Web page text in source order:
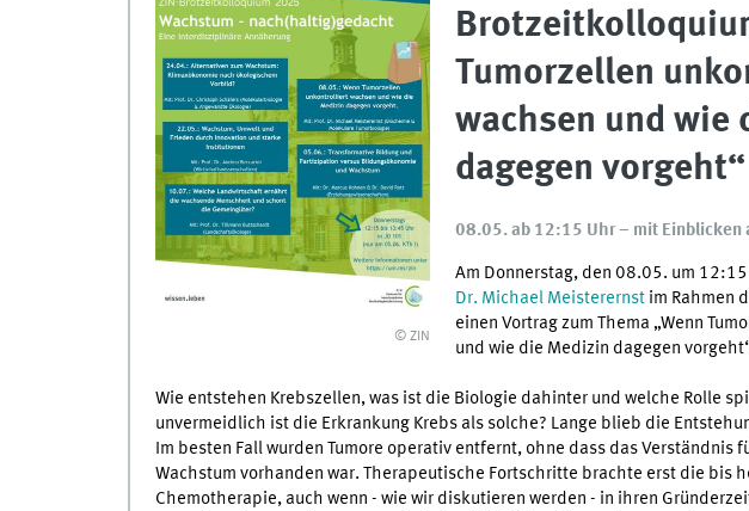
© ZIN
Tumorzellen
wachsen und wie
dagegen vorgeht“
08.05. ab 12:15 Uhr – mit Einblicken
Am Donnerstag, den 08.05. um
Dr. Michael Meisterernstim Rahmen
einen Vortrag zum Thema „Wenn
und wie die Medizin dagegen
Wie entstehen Krebszellen, was ist die Biologie dahinter und welche Rolle
unvermeidlich ist die Erkrankung Krebs als solche? Lange blieb die
Im besten Fall wurden Tumore operativ entfernt, ohne dass das Verständnis
Wachstum vorhanden war. Therapeutische Fortschritte brachte erst die bis
Chemotherapie, auch wenn - wie wir diskutieren werden - in ihren